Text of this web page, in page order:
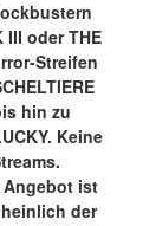
III oder THE
Streifen
hin zu
Keine
Angebot ist
der